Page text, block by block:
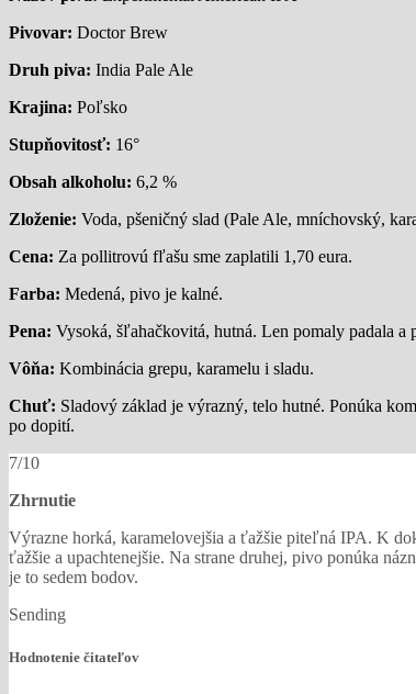
Pivovar: Doctor Brew
Druh piva: India Pale Ale
Krajina: Poľsko
Stupňovitosť: 16°
Obsah alkoholu: 6,2 %
Zloženie: Voda, pšeničný slad (Pale Ale, mníchovský,
Cena: Za pollitrovú fľašu sme zaplatili 1,70 eura.
Farba: Medená, pivo je kalné.
Pena: Vysoká, šľahačkovitá, hutná. Len pomaly padala a
Vôňa: Kombinácia grepu, karamelu i sladu.
Chuť: Sladový základ je výrazný, telo hutné. Ponúka
po dopití.
7/10
Zhrnutie
Výrazne horká, karamelovejšia a ťažšie piteľná IPA. K
ťažšie a upachtenejšie. Na strane druhej, pivo ponúka
je to sedem bodov.
Sending
Hodnotenie čitateľov